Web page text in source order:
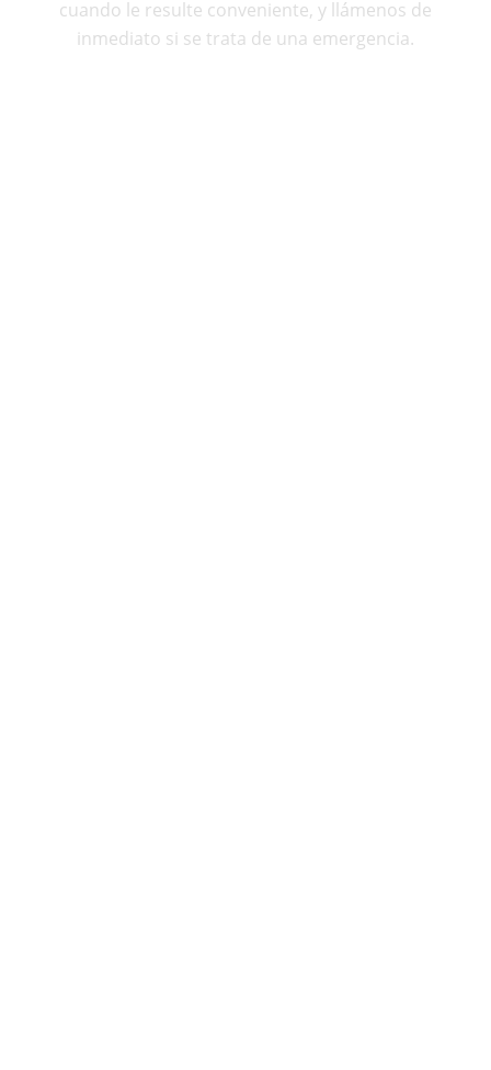
cuando le resulte conveniente, y llámenos de
inmediato si se trata de una emergencia.